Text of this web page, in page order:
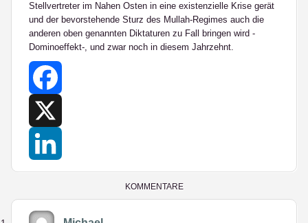
Stellvertreter im Nahen Osten in eine existenzielle Krise gerät
und der bevorstehende Sturz des Mullah-Regimes auch die
anderen oben genannten Diktaturen zu Fall bringen wird -
Dominoeffekt-, und zwar noch in diesem Jahrzehnt.
Facebook
KOMMENTARE